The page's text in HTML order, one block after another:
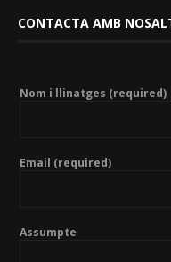
CONTACTA AMB
Nom i llinatges (required)
Email (required)
Assumpte